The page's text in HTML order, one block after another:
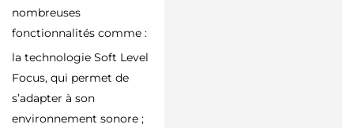
nombreuses
fonctionnalités comme :
la technologie Soft Level
Focus, qui permet de
s’adapter à son
environnement sonore ;